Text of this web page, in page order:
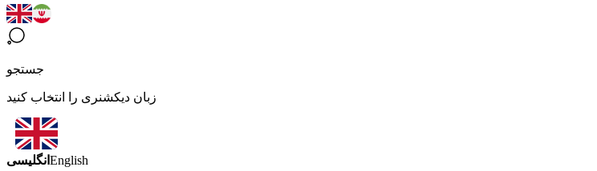
جستجو
زبان دیکشنری را انتخاب کنید
انگلیسی English